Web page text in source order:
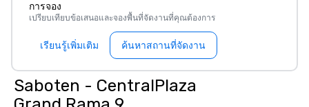
การจอง
เปรียบเทียบข้อเสนอและจองพื้นที่จัดงานที่คุณต้องการ
เรียนรู้เพิ่มเติม ค้นหาสถานที่จัดงาน
Saboten - CentralPlaza